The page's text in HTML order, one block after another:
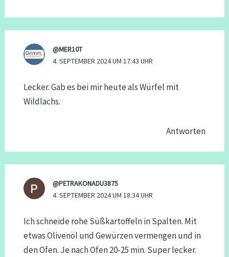
@MER10T
4. SEPTEMBER 2024 UM 17:43 UHR
Lecker. Gab es bei mir heute als Würfel mit
Wildlachs.
Antworten
@PETRAKONADU3875
4. SEPTEMBER 2024 UM 18:34 UHR
Ich schneide rohe Süßkartoffeln in Spalten. Mit
etwas Olivenöl und Gewürzen vermengen und in
den Ofen. Je nach Ofen 20-25 min. Super lecker.